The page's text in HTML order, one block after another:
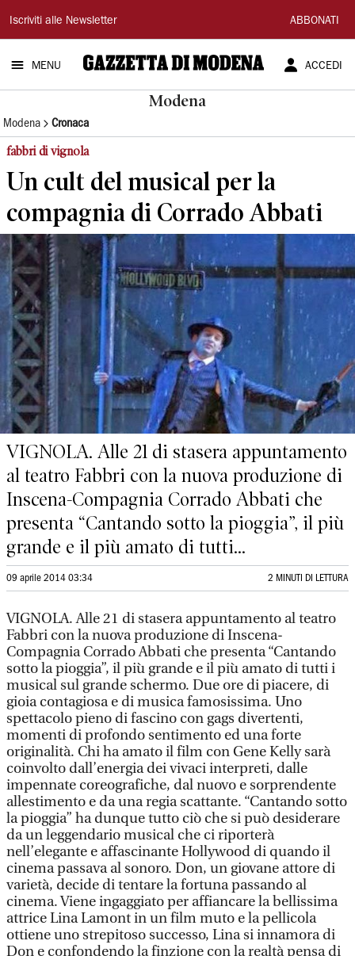
Gazzetta
di
Modena
Iscriviti alle Newsletter ABBONATI
MENU ACCEDI
Modena
Modena Cronaca
fabbri di vignola
Un cult del musical per la
compagnia di Corrado Abbati
VIGNOLA. Alle 21 di stasera appuntamento
al teatro Fabbri con la nuova produzione di
Inscena-Compagnia Corrado Abbati che
presenta “Cantando sotto la pioggia”, il più
grande e il più amato di tutti...
09 aprile 2014 03:34 2 MINUTI DI LETTURA
VIGNOLA. Alle 21 di stasera appuntamento al teatro
Fabbri con la nuova produzione di Inscena-
Compagnia Corrado Abbati che presenta “Cantando
sotto la pioggia”, il più grande e il più amato di tutti i
musical sul grande schermo. Due ore di piacere, di
gioia contagiosa e di musica famosissima. Uno
spettacolo pieno di fascino con gags divertenti,
momenti di profondo sentimento ed una forte
originalità. Chi ha amato il film con Gene Kelly sarà
coinvolto dall’energia dei vivaci interpreti, dalle
impennate coreografiche, dal nuovo e sorprendente
allestimento e da una regia scattante. “Cantando sotto
la pioggia” ha dunque tutto ciò che si può desiderare
da un leggendario musical che ci riporterà
nell’elegante e affascinante Hollywood di quando il
cinema passava al sonoro. Don, un giovane attore di
varietà, decide di tentare la fortuna passando al
cinema. Viene ingaggiato per affiancare la bellissima
attrice Lina Lamont in un film muto e la pellicola
ottiene uno strepitoso successo, Lina si innamora di
Don e confondendo la finzione con la realtà pensa di